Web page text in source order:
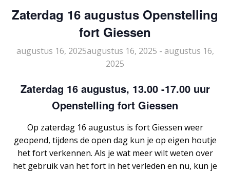
Zaterdag 16 augustus Openstelling
fort Giessen
augustus 16, 2025augustus 16, 2025 - augustus 16,
2025
Zaterdag 16 augustus, 13.00 -17.00 uur
Openstelling fort Giessen
Op zaterdag 16 augustus is fort Giessen weer
geopend, tijdens de open dag kun je op eigen houtje
het fort verkennen. Als je wat meer wilt weten over
het gebruik van het fort in het verleden en nu, kun je